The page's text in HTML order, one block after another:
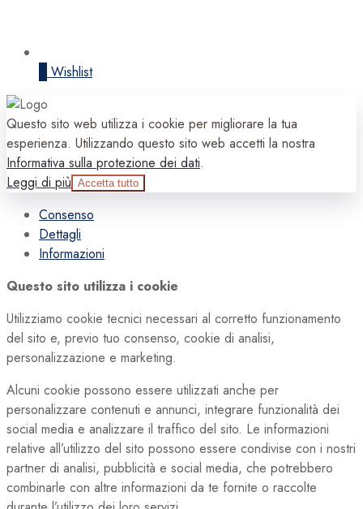
Wishlist
Questo sito web utilizza i cookie per migliorare la tua
esperienza. Utilizzando questo sito web accetti la nostra
Informativa sulla protezione dei dati.
Leggi di più Accetta tutto
Consenso
Dettagli
Informazioni
Questo sito utilizza i cookie
Utilizziamo cookie tecnici necessari al corretto funzionamento
del sito e, previo tuo consenso, cookie di analisi,
personalizzazione e marketing.
Alcuni cookie possono essere utilizzati anche per
personalizzare contenuti e annunci, integrare funzionalità dei
social media e analizzare il traffico del sito. Le informazioni
relative all’utilizzo del sito possono essere condivise con i nostri
partner di analisi, pubblicità e social media, che potrebbero
combinarle con altre informazioni da te fornite o raccolte